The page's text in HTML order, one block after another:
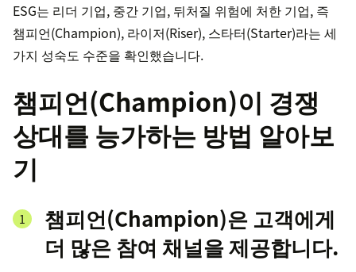
ESG는 리더 기업, 중간 기업, 뒤처질 위험에 처한 기업, 즉
챔피언(Champion), 라이저(Riser), 스타터(Starter)라는 세
가지 성숙도 수준을 확인했습니다.
챔피언(Champion)이 경쟁
상대를 능가하는 방법 알아보
기
챔피언(Champion)은 고객에게
더 많은 참여 채널을 제공합니다.